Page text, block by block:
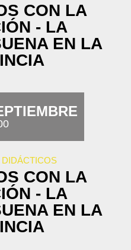
CON LA
- LA
EN LA
CON LA
- LA
EN LA